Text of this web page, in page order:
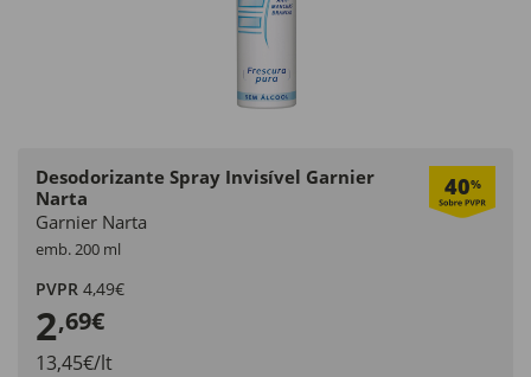
Desodorizante Spray Invisível Garnier
Narta
40%
Garnier Narta
emb. 200 ml
PVPR 4,49€
2,69€
13,45€/lt